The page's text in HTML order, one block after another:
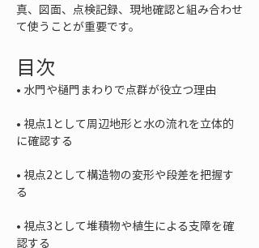
真、図面、点検記録、現地確認と組み合わせ
て使うことが重要です。
目次
•
• 視点1として周辺地形と水の流れを立体的
• 視点2として構造物の変形や段差を把握す
• 視点3として堆積物や植生による支障を確